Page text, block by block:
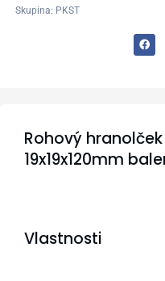
Skupina: PKST
Rohový
19x19x120mm
Vlastnosti